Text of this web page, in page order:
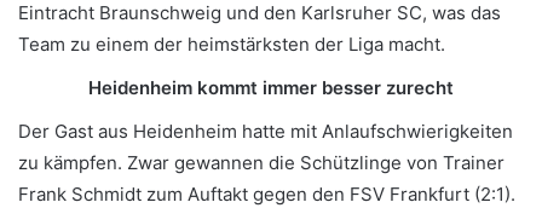
Eintracht Braunschweig und den Karlsruher SC, was das
Team zu einem der heimstärksten der Liga macht.
Heidenheim kommt immer besser zurecht
Der Gast aus Heidenheim hatte mit Anlaufschwierigkeiten
zu kämpfen. Zwar gewannen die Schützlinge von Trainer
Frank Schmidt zum Auftakt gegen den FSV Frankfurt (2:1).